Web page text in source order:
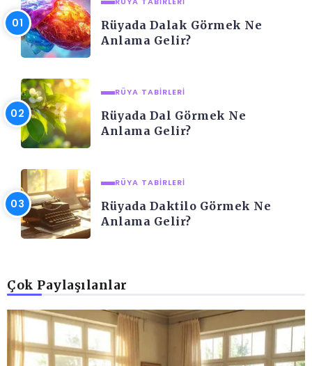
Rüyada Dalak Görmek Ne
Anlama Gelir?
RÜYA TABIRLERI
Rüyada Dal Görmek Ne
Anlama Gelir?
RÜYA TABIRLERI
Rüyada Daktilo Görmek Ne
Anlama Gelir?
Çok Paylaşılanlar